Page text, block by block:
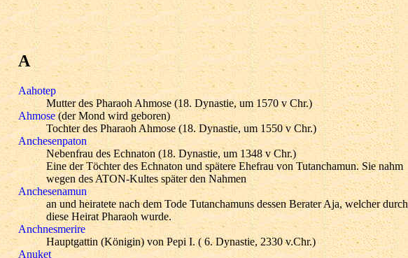
A
Aahotep
Mutter des Pharaoh Ahmose (18. Dynastie, um 1570 v Chr.)
Ahmose(der Mond wird geboren)
Tochter des Pharaoh Ahmose (18. Dynastie, um 1550 v Chr.)
Anchesenpaton
Nebenfrau des Echnaton (18. Dynastie, um 1348 v Chr.)
Eine der Töchter des Echnaton und spätere Ehefrau von Tutanchamun. Sie nahm
wegen des ATON-Kultes später den Nahmen
Anchesenamun
an und heiratete nach dem Tode Tutanchamuns dessen Berater Aja, welcher durch
diese Heirat Pharaoh wurde.
Anchnesmerire
Hauptgattin (Königin) von Pepi I. ( 6. Dynastie, 2330 v.Chr.)
Anuket